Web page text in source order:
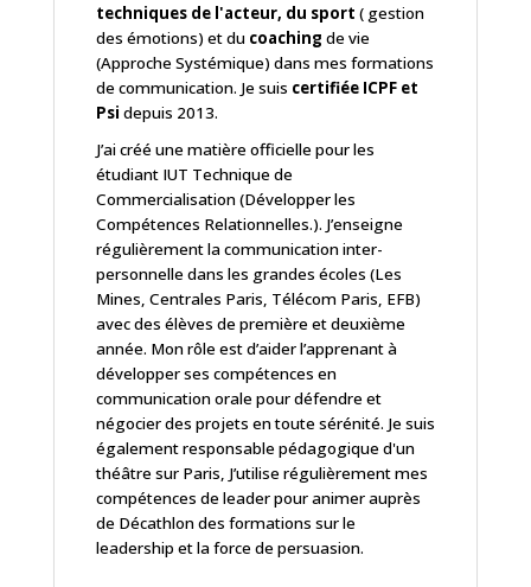
techniques de l'acteur, du sport ( gestion
des émotions) et du coaching de vie
(Approche Systémique) dans mes formations
de communication. Je suis certifiée ICPF et
Psi depuis 2013.
J’ai créé une matière officielle pour les
étudiant IUT Technique de
Commercialisation (Développer les
Compétences Relationnelles.). J’enseigne
régulièrement la communication inter-
personnelle dans les grandes écoles (Les
Mines, Centrales Paris, Télécom Paris, EFB)
avec des élèves de première et deuxième
année. Mon rôle est d’aider l’apprenant à
développer ses compétences en
communication orale pour défendre et
négocier des projets en toute sérénité. Je suis
également responsable pédagogique d'un
théâtre sur Paris, J’utilise régulièrement mes
compétences de leader pour animer auprès
de Décathlon des formations sur le
leadership et la force de persuasion.